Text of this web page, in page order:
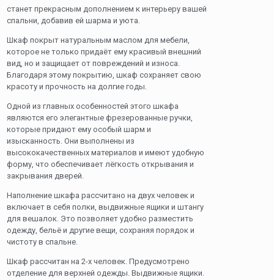
станет прекрасным дополнением к интерьеру вашей
спальни, добавив ей шарма и уюта.
Шкаф покрыт натуральным маслом для мебели,
которое не только придаёт ему красивый внешний
вид, но и защищает от повреждений и износа.
Благодаря этому покрытию, шкаф сохраняет свою
красоту и прочность на долгие годы.
Одной из главных особенностей этого шкафа
являются его элегантные фрезерованные ручки,
которые придают ему особый шарм и
изысканность. Они выполнены из
высококачественных материалов и имеют удобную
форму, что обеспечивает лёгкость открывания и
закрывания дверей.
Наполнение шкафа рассчитано на двух человек и
включает в себя полки, выдвижные ящики и штангу
для вешалок. Это позволяет удобно разместить
одежду, бельё и другие вещи, сохраняя порядок и
чистоту в спальне.
Шкаф рассчитан на 2-х человек. Предусмотрено
отделение для верхней одежды. Выдвижные ящики.